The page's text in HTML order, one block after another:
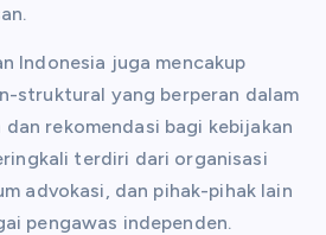
Indonesia juga mencakup
struktural yang berperan dalam
dan rekomendasi bagi kebijakan
terdiri dari organisasi
advokasi, dan pihak-pihak lain
pengawas independen.